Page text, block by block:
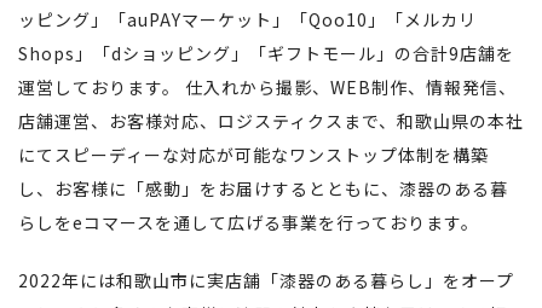
ッピング」「auPAYマーケット」「Qoo10」「メルカリ
Shops」「dショッピング」「ギフトモール」の合計9店舗を
運営しております。 仕入れから撮影、WEB制作、情報発信、
店舗運営、お客様対応、ロジスティクスまで、和歌山県の本社
にてスピーディーな対応が可能なワンストップ体制を構築
し、お客様に「感動」をお届けするとともに、漆器のある暮
らしをeコマースを通して広げる事業を行っております。
2022年には和歌山市に実店舗「漆器のある暮らし」をオープ